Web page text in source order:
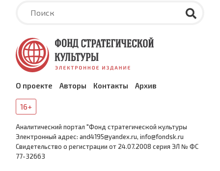
О проекте Авторы Контакты Архив
16+
Аналитический портал "Фонд стратегической культуры
Электронный адрес: and4195@yandex.ru, info@fondsk.ru
Cвидетельство о регистрации от 24.07.2008 серия ЭЛ № ФС
77-32663